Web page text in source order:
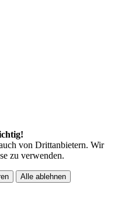
von Drittanbietern. Wir
zu verwenden.
Alle ablehnen